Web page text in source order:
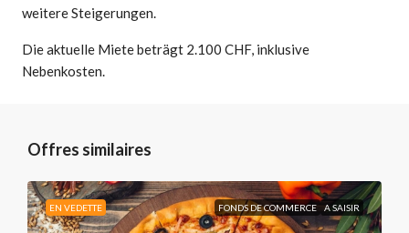
weitere Steigerungen.
Die aktuelle Miete beträgt 2.100 CHF, inklusive
Nebenkosten.
Offres similaires
EN VEDETTE FONDS DE COMMERCE A SAISIR